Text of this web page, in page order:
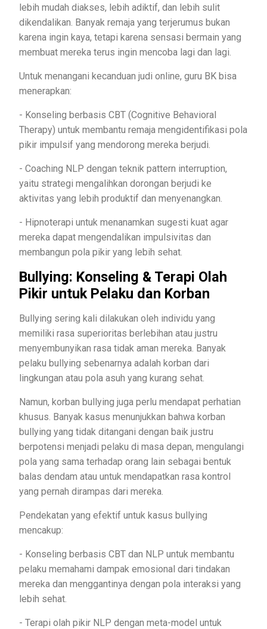
lebih mudah diakses, lebih adiktif, dan lebih sulit
dikendalikan. Banyak remaja yang terjerumus bukan
karena ingin kaya, tetapi karena sensasi bermain yang
membuat mereka terus ingin mencoba lagi dan lagi.
Untuk menangani kecanduan judi online, guru BK bisa
menerapkan:
- Konseling berbasis CBT (Cognitive Behavioral
Therapy) untuk membantu remaja mengidentifikasi pola
pikir impulsif yang mendorong mereka berjudi.
- Coaching NLP dengan teknik pattern interruption,
yaitu strategi mengalihkan dorongan berjudi ke
aktivitas yang lebih produktif dan menyenangkan.
- Hipnoterapi untuk menanamkan sugesti kuat agar
mereka dapat mengendalikan impulsivitas dan
membangun pola pikir yang lebih sehat.
Bullying: Konseling & Terapi Olah
Pikir untuk Pelaku dan Korban
Bullying sering kali dilakukan oleh individu yang
memiliki rasa superioritas berlebihan atau justru
menyembunyikan rasa tidak aman mereka. Banyak
pelaku bullying sebenarnya adalah korban dari
lingkungan atau pola asuh yang kurang sehat.
Namun, korban bullying juga perlu mendapat perhatian
khusus. Banyak kasus menunjukkan bahwa korban
bullying yang tidak ditangani dengan baik justru
berpotensi menjadi pelaku di masa depan, mengulangi
pola yang sama terhadap orang lain sebagai bentuk
balas dendam atau untuk mendapatkan rasa kontrol
yang pernah dirampas dari mereka.
Pendekatan yang efektif untuk kasus bullying
mencakup:
- Konseling berbasis CBT dan NLP untuk membantu
pelaku memahami dampak emosional dari tindakan
mereka dan menggantinya dengan pola interaksi yang
lebih sehat.
- Terapi olah pikir NLP dengan meta-model untuk